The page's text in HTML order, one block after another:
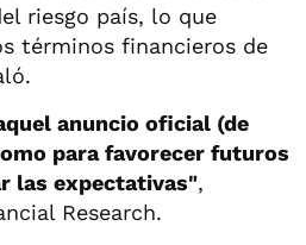
riesgo país, lo que
términos financieros de
anuncio oficial (de
para favorecer futuros
las expectativas",
Research.